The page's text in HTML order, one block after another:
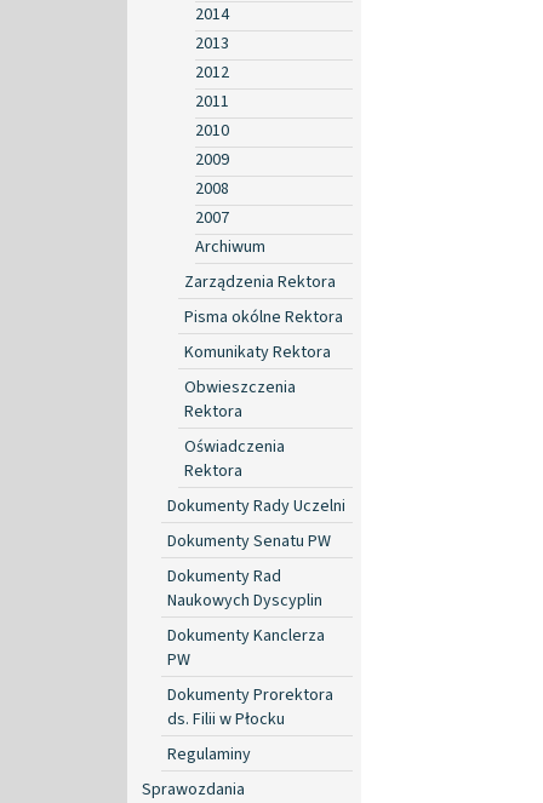
2014
2013
2012
2011
2010
2009
2008
2007
Archiwum
Zarządzenia Rektora
Pisma okólne Rektora
Komunikaty Rektora
Obwieszczenia
Rektora
Oświadczenia
Rektora
Dokumenty Rady Uczelni
Dokumenty Senatu PW
Dokumenty Rad
Naukowych Dyscyplin
Dokumenty Kanclerza
PW
Dokumenty Prorektora
ds. Filii w Płocku
Regulaminy
Sprawozdania